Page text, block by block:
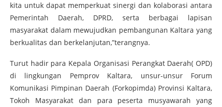
kita untuk dapat memperkuat sinergi dan kolaborasi antara
Pemerintah Daerah, DPRD, serta berbagai lapisan
masyarakat dalam mewujudkan pembangunan Kaltara yang
berkualitas dan berkelanjutan,”terangnya.
Turut hadir para Kepala Organisasi Perangkat Daerah( OPD)
di lingkungan Pemprov Kaltara, unsur-unsur Forum
Komunikasi Pimpinan Daerah (Forkopimda) Provinsi Kaltara,
Tokoh Masyarakat dan para peserta musyawarah yang